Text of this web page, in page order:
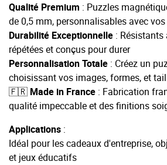
Qualité Premium : Puzzles
de 0,5 mm, personnalisables avec
Durabilité Exceptionnelle :
répétées et conçus pour durer
Personnalisation Totale : Créez un
choisissant vos images, formes, et
🇫🇷 Made in France : Fabrication
qualité impeccable et des finitions
Applications :
Idéal pour les cadeaux d'entreprise,
et jeux éducatifs